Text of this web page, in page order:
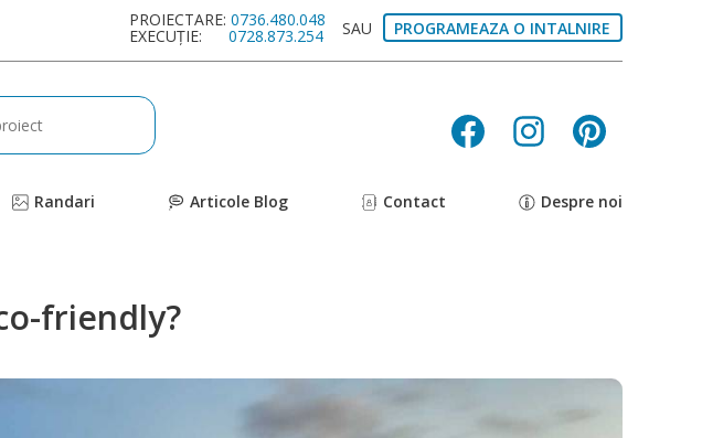
PROIECTARE: 0736.480.048
EXECUȚIE: 0728.873.254 SAU PROGRAMEAZA O INTALNIRE
Randari Articole Blog Contact Despre noi
friendly?